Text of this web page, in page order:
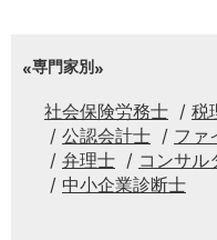
専門家別
社会保険労務士 税
公認会計士
ファ
弁理士
コンサル
中小企業診断士